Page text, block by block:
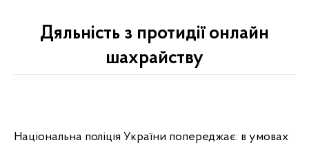
Дяльність з протидії онлайн
шахрайству
Національна поліція України попереджає: в умовах